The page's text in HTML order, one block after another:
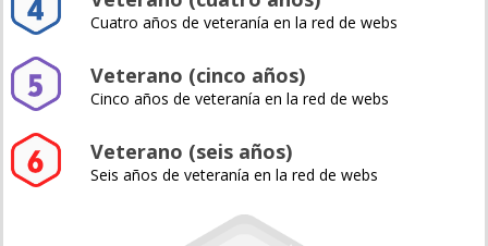
Cuatro años de veteranía en la red de webs
Veterano (cinco años)
Cinco años de veteranía en la red de webs
Veterano (seis años)
Seis años de veteranía en la red de webs